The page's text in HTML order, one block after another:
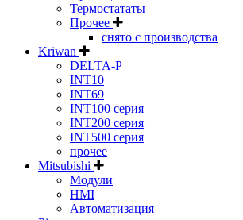
Термостататы
Прочее
снято с производства
Kriwan
DELTA-P
INT10
INT69
INT100 серия
INT200 серия
INT500 серия
прочее
Mitsubishi
Модули
HMI
Автоматизация